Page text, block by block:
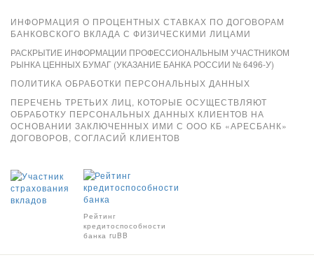
ИНФОРМАЦИЯ О ПРОЦЕНТНЫХ СТАВКАХ ПО ДОГОВОРАМ
БАНКОВСКОГО ВКЛАДА С ФИЗИЧЕСКИМИ ЛИЦАМИ
РАСКРЫТИЕ ИНФОРМАЦИИ ПРОФЕССИОНАЛЬНЫМ УЧАСТНИКОМ
РЫНКА ЦЕННЫХ БУМАГ (УКАЗАНИЕ БАНКА РОССИИ № 6496-У)
ПОЛИТИКА ОБРАБОТКИ ПЕРСОНАЛЬНЫХ ДАННЫХ
ПЕРЕЧЕНЬ ТРЕТЬИХ ЛИЦ, КОТОРЫЕ ОСУЩЕСТВЛЯЮТ
ОБРАБОТКУ ПЕРСОНАЛЬНЫХ ДАННЫХ КЛИЕНТОВ НА
ОСНОВАНИИ ЗАКЛЮЧЕННЫХ ИМИ С ООО КБ «АРЕСБАНК»
ДОГОВОРОВ, СОГЛАСИЙ КЛИЕНТОВ
Рейтинг
кредитоспособности
банка ruBB